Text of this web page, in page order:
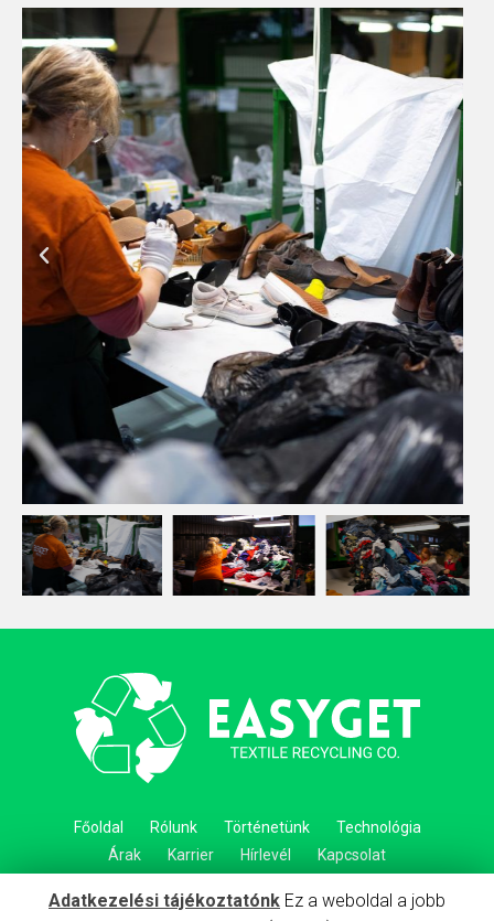
Főoldal Rólunk Történetünk
Technológia
Árak
Karrier Hírlevél Kapcsolat
Adatkezelési tájékoztató Impresszum
Adatkezelési tájékoztatónk Ez a weboldal a jobb